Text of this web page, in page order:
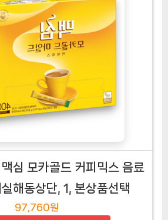
심 모카골드 커피믹스 음료
해동상단, 1, 본상품선택
97,760원